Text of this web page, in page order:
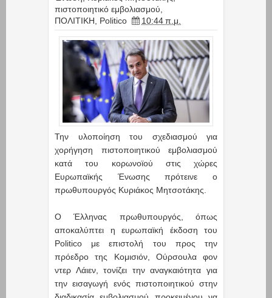
πιστοποιητικό εμβολιασμού
ΠΟΛΙΤΙΚΗ
Politicο 10:44 π.μ.
Την υλοποίηση του σχεδιασμού για
χορήγηση πιστοποιητικού εμβολιασμού
κατά του κορωνοϊού στις χώρες
Ευρωπαϊκής Ένωσης πρότεινε ο
πρωθυπουργός Κυριάκος Μητσοτάκης.
Ο Έλληνας πρωθυπουργός, όπως
αποκαλύπτει η ευρωπαϊκή έκδοση του
Politicο με επιστολή του προς την
πρόεδρο της Κομισιόν, Ούρσουλα φον
ντερ Λάιεν, τονίζει την αναγκαιότητα για
την εισαγωγή ενός πιστοποιητικού στην